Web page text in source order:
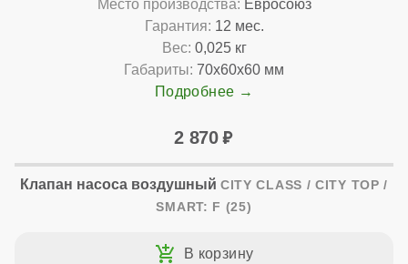
Место производства: Евросоюз
Гарантия: 12 мес.
Вес: 0,025 кг
Габариты: 70x60x60 мм
Подробнее
2 870
Клапан насоса воздушный CITY CLASS / CITY TOP /
SMART: F (25)